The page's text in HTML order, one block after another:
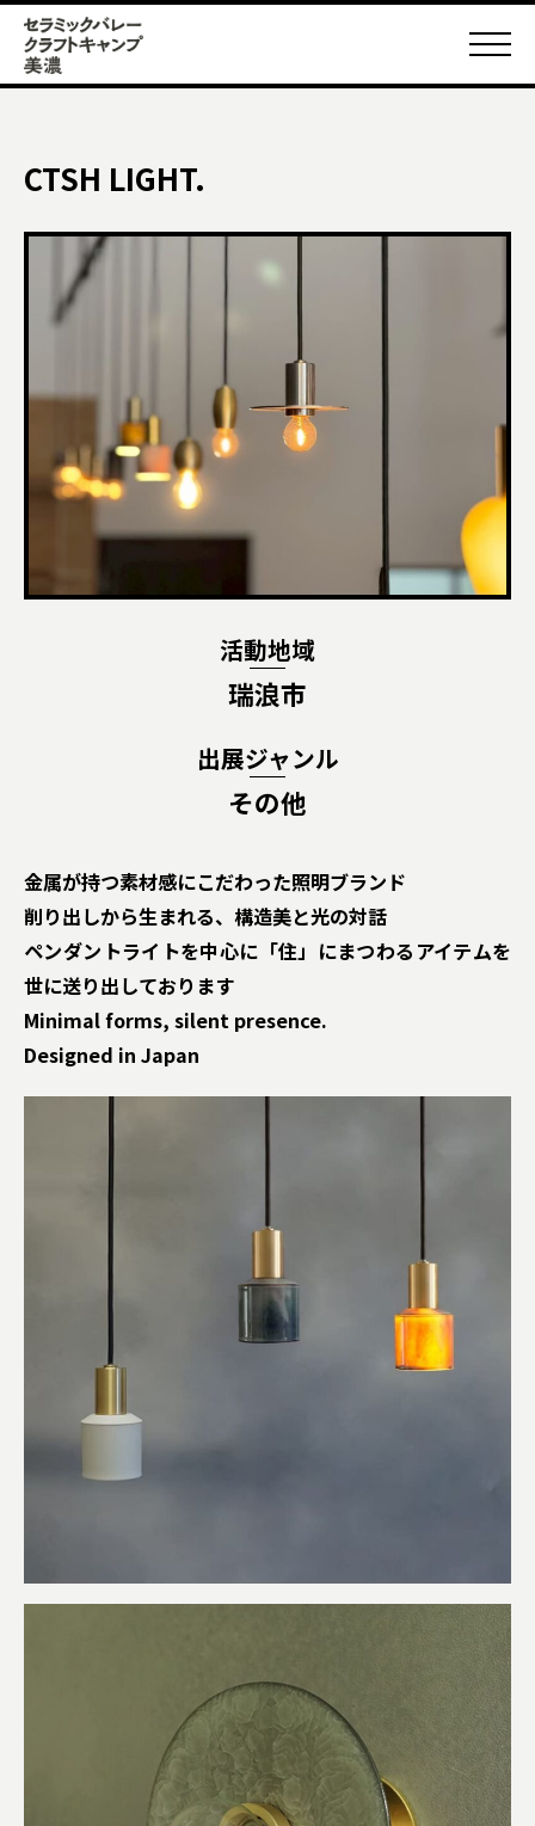
CTSH LIGHT.
活動地域
瑞浪市
出展ジャンル
その他
金属が持つ素材感にこだわった照明ブランド
削り出しから生まれる、構造美と光の対話
ペンダントライトを中心に「住」にまつわるアイテムを
世に送り出しております
Minimal forms, silent presence.
Designed in Japan